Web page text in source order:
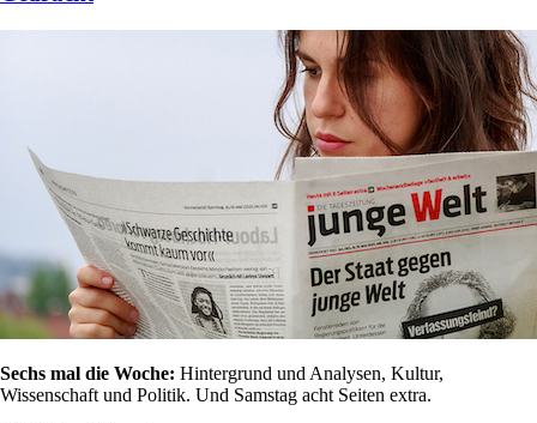
Sechs mal die Woche: Hintergrund und Analysen, Kultur,
Wissenschaft und Politik. Und Samstag acht Seiten extra.